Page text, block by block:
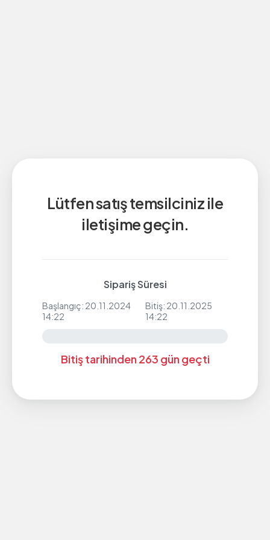
Lütfen satış temsilciniz ile
iletişime geçin.
Sipariş Süresi
Başlangıç: 20.11.2024
14:22
Bitiş: 20.11.2025
14:22
Bitiş tarihinden 263 gün geçti